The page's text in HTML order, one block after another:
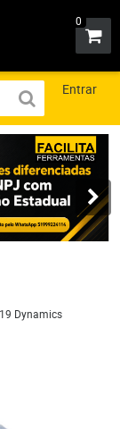
0
Entrar
Dynamics